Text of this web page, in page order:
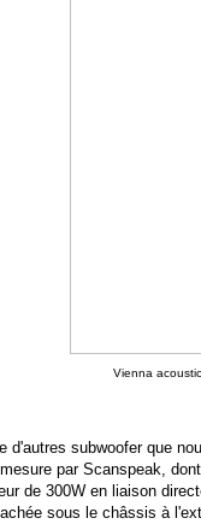
Vienna
d'autres subwoofer que
par Scanspeak,
de 300W en liaison
sous le châssis à